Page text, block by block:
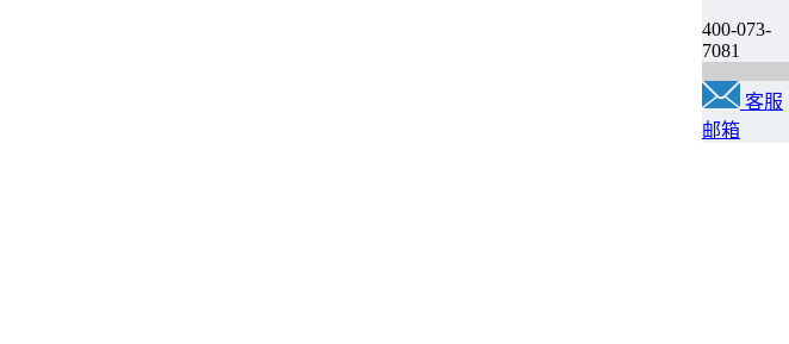
400-073-
7081
客服
邮箱